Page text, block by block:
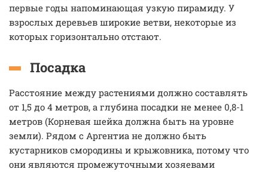
первые годы напоминающая узкую пирамиду. У
взрослых деревьев широкие ветви, некоторые из
которых горизонтально отстают.
Посадка
Расстояние между растениями должно составлять
от 1,5 до 4 метров, а глубина посадки не менее 0,8-1
метров (Корневая шейка должна быть на уровне
земли). Рядом с Аргентиа не должно быть
кустарников смородины и крыжовника, потому что
они являются промежуточными хозяевами